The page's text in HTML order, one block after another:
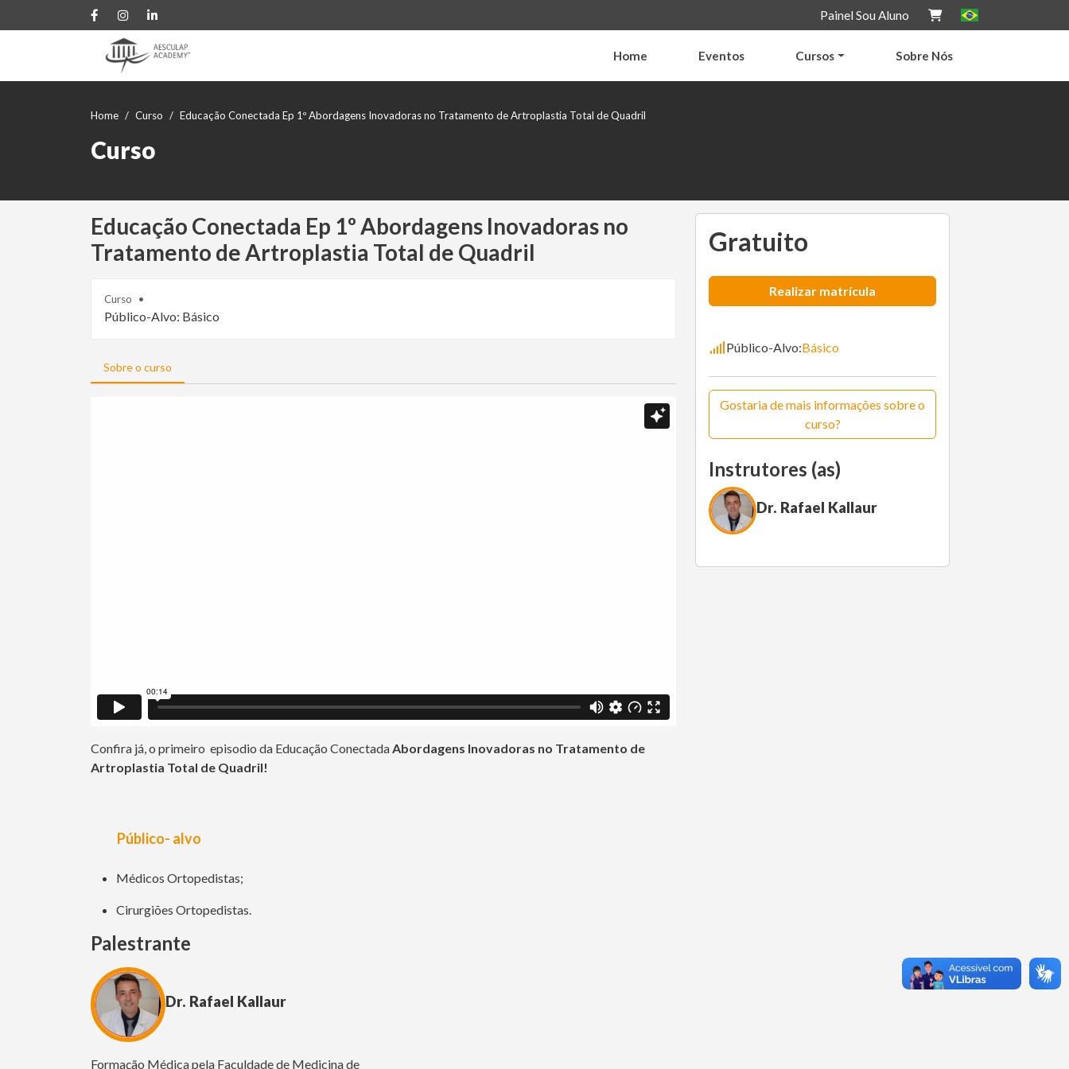
Painel Sou Aluno
Home Sobre Nós
Cursos
Eventos
Home Curso Educação Conectada Ep 1º Abordagens Inovadoras no Tratamento de Artroplastia Total de Quadril
Curso
Educação Conectada Ep 1º Abordagens Inovadoras no
Tratamento de Artroplastia Total de Quadril
Curso
Público-Alvo: Básico
Sobre o curso
Confira já, o primeiro episodio da Educação ConectadaAbordagens Inovadoras no Tratamento de
Artroplastia Total de Quadril!
Público- alvo
Médicos Ortopedistas;
Cirurgiões Ortopedistas.
Palestrante
Dr. Rafael Kallaur
Formação Médica pela Faculdade de Medicina de
Gratuito
Realizar matrícula
Público-Alvo:Básico
Gostaria de mais informações sobre o
curso?
Instrutores (as)
Dr. Rafael Kallaur